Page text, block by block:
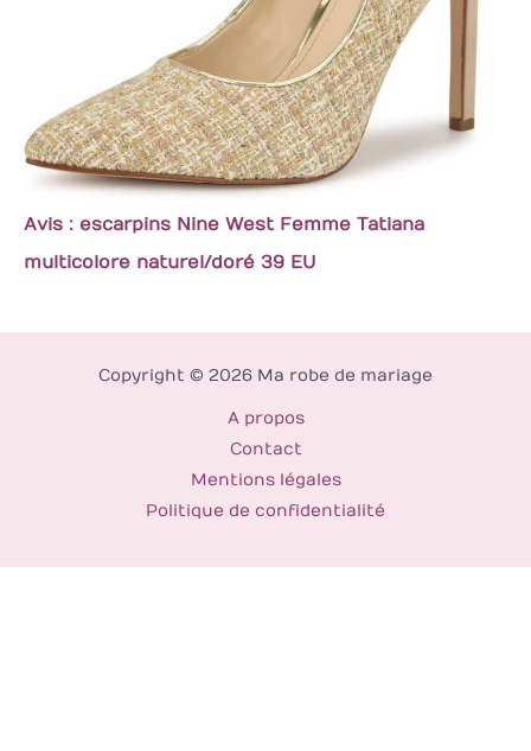
Avis : escarpins Nine West Femme Tatiana
multicolore naturel/doré 39 EU
Copyright © 2026 Ma robe de mariage
A propos
Contact
Mentions légales
Politique de confidentialité